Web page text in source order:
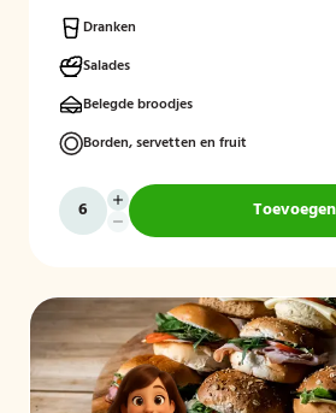
Dranken
Salades
Belegde broodjes
Borden, servetten en fruit
Toevoegen